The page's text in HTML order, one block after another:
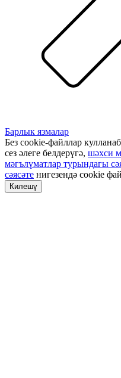
Барлык язмалар
Без cookie-файллар
сез әлеге белдерүгә, шәхси
мәгълүматлар турындагы
сәясәте нигезендә cookie
Килешү